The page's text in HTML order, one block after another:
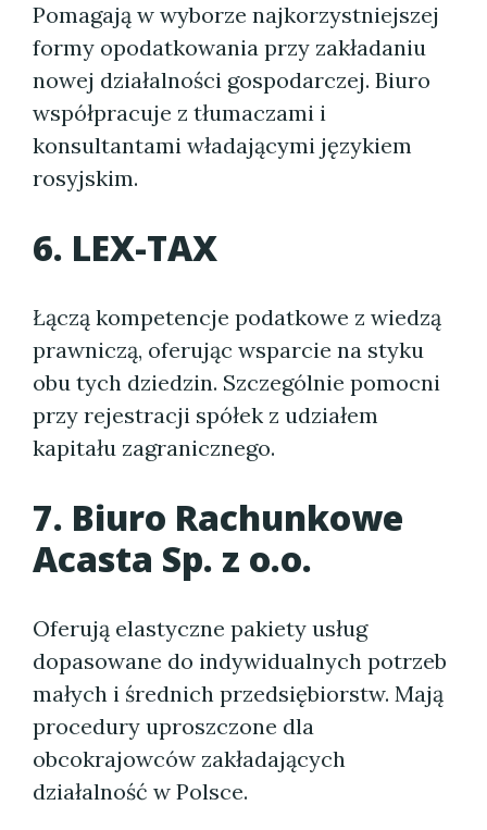
Pomagają w wyborze najkorzystniejszej
formy opodatkowania przy zakładaniu
nowej działalności gospodarczej. Biuro
współpracuje z tłumaczami i
konsultantami władającymi językiem
rosyjskim.
6. LEX-TAX
Łączą kompetencje podatkowe z wiedzą
prawniczą, oferując wsparcie na styku
obu tych dziedzin. Szczególnie pomocni
przy rejestracji spółek z udziałem
kapitału zagranicznego.
7. Biuro Rachunkowe
Acasta Sp. z o.o.
Oferują elastyczne pakiety usług
dopasowane do indywidualnych potrzeb
małych i średnich przedsiębiorstw. Mają
procedury uproszczone dla
obcokrajowców zakładających
działalność w Polsce.